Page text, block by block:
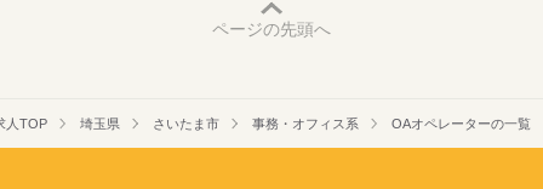
ページの先頭へ
人TOP 埼玉県 さいたま市 事務・オフィス系 OAオペレーターの一覧